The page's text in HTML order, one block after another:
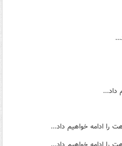
داد...